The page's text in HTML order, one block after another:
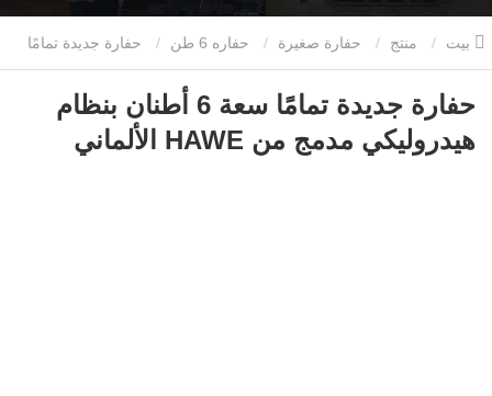
منتج حفارة صغيرة حفاره 6 طن حفارة جديدة تمامًا
سعة 6 أطنان بنظام هيدروليكي مدمج من HAWE الألماني
حفارة جديدة تمامًا سعة 6 أطنان بنظام
هيدروليكي مدمج من HAWE الألماني